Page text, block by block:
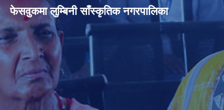
फेसवुकमा लुम्बिनी साँस्कृतिक नगरपालिका